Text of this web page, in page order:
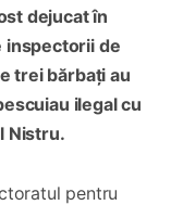
dejucat în
inspectorii de
trei bărbați au
ilegal cu
Nistru.
pentru